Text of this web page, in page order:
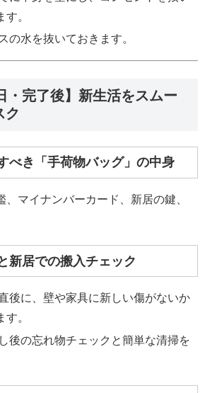
。
の水を抜いておきます。
・完了後】新生活をスムー
ク
べき「手荷物バッグ」の中身
、マイナンバーカード、新居の鍵、
新居での搬入チェック
後に、壁や家具に新しい傷がないか
。
後の忘れ物チェックと簡単な清掃を